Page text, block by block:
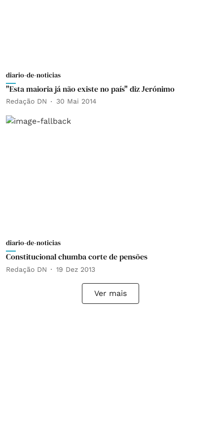
diario-de-noticias
"Esta maioria já não existe no país" diz Jerónimo
Redação DN 30 Mai 2014
diario-de-noticias
Constitucional chumba corte de pensões
Redação DN 19 Dez 2013
Ver mais